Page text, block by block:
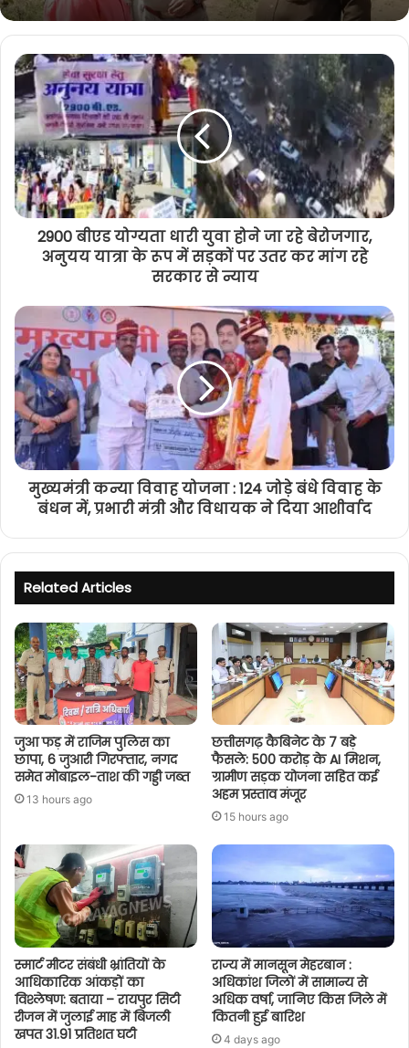
तीन दिन से लापता महिला की मिली लाश :
पुलिस ने जताई इस बात की आशंका
2900 बीएड योग्यता धारी युवा होने जा रहे बेरोजगार,
अनुयय यात्रा के रूप में सड़कों पर उतर कर मांग रहे
सरकार से न्याय
मुख्यमंत्री कन्या विवाह योजना : 124 जोड़े बंधे विवाह के
बंधन में, प्रभारी मंत्री और विधायक ने दिया आशीर्वाद
Related Articles
जुआ फड़ में राजिम पुलिस का
छापा, 6 जुआरी गिरफ्तार, नगद
समेत मोबाइल-ताश की गड्डी जब्त
13 hours ago
छत्तीसगढ़ कैबिनेट के 7 बड़े
फैसले: 500 करोड़ के AI मिशन,
ग्रामीण सड़क योजना सहित कई
अहम प्रस्ताव मंजूर
15 hours ago
स्मार्ट मीटर संबंधी भ्रांतियों के
आधिकारिक आंकड़ों का
विश्लेषण: बताया – रायपुर सिटी
रीजन में जुलाई माह में बिजली
खपत 31.91 प्रतिशत घटी
राज्य में मानसून मेहरबान :
अधिकांश जिलों में सामान्य से
अधिक वर्षा, जानिए किस जिले में
कितनी हुई बारिश
4 days ago